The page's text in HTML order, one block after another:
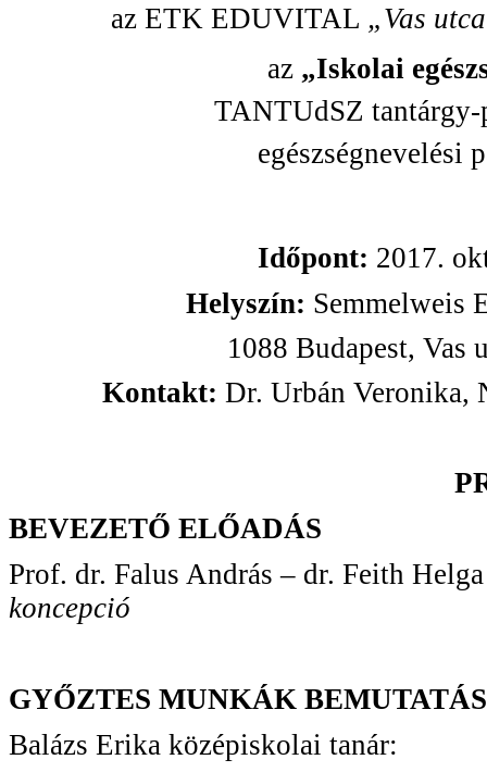
az ETK EDUVITAL „Vas
az „Iskolai
TANTUdSZ tantárgy-
egészségnevelési
Időpont: 2017.
Helyszín: Semmelweis
1088 Budapest, Vas
Kontakt: Dr. Urbán Veronika,
BEVEZETŐ ELŐADÁS
Prof. dr. Falus András – dr. Feith
koncepció
GYŐZTES MUNKÁK
Balázs Erika